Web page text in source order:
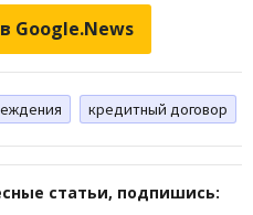
Google.News
кредитный договор
статьи, подпишись: